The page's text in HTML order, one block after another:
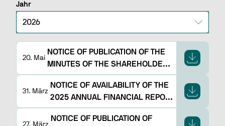
Jahr
20. Mai
NOTICE OF PUBLICATION OF THE
MINUTES OF THE SHAREHOLDERS'
MEETING HELD ON 28 APRIL 2026
31. März
NOTICE OF AVAILABILITY OF THE
2025 ANNUAL FINANCIAL REPORT
AND SHAREHOLDERS’ MEETING
DOCUMENTATION
27. März
NOTICE OF PUBLICATION OF